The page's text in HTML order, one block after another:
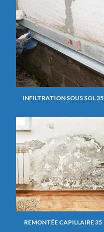
INFILTRATION SOUS SOL 35
REMONTÉE CAPILLAIRE 35